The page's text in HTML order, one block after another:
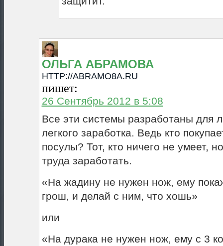
ОЛЬГА АБРАМОВА
HTTP://ABRAMO8A.RU
пишет:
26 Сентябрь 2012 в 5:08
Все эти системы разработаны для
легкого заработка. Ведь кто
посулы? Тот, кто ничего не умеет,
труда заработать.
«На жадину не нужен нож, ему
грош, и делай с ним, что хошь»
или
«На дурака не нужен нож, ему с 3